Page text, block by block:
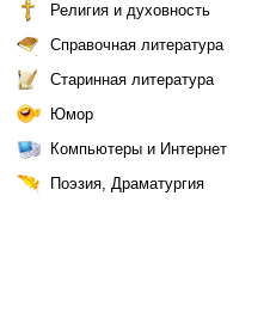
Религия и духовность
Справочная литература
Старинная литература
Юмор
Компьютеры и Интернет
Поэзия, Драматургия